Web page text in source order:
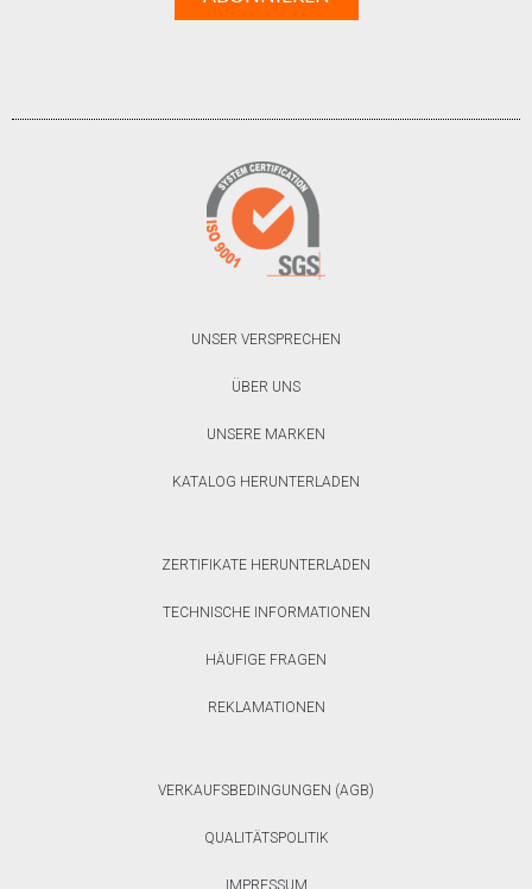
UNSER VERSPRECHEN
ÜBER UNS
UNSERE MARKEN
KATALOG HERUNTERLADEN
ZERTIFIKATE HERUNTERLADEN
TECHNISCHE INFORMATIONEN
HÄUFIGE FRAGEN
REKLAMATIONEN
VERKAUFSBEDINGUNGEN (AGB)
QUALITÄTSPOLITIK